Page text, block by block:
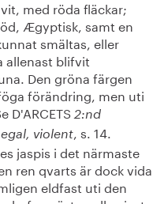
med röda fläckar;
Ægyptisk, samt en
smältas, eller
allenast blifvit
Den gröna färgen
förändring, men uti
2:nd
violent, s. 14.
jaspis i det närmaste
ren qvarts är dock vida
eldfast uti den